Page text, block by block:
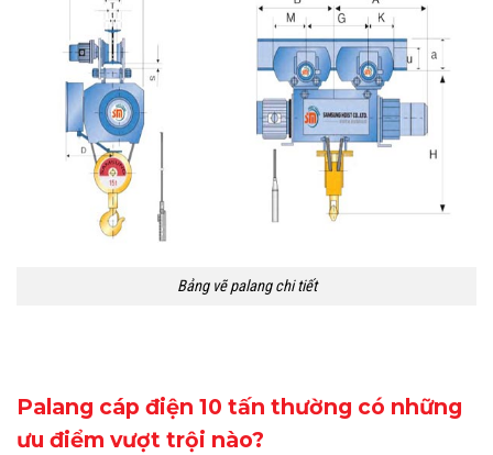
Bảng vẽ palang chi tiết
Palang cáp điện 10 tấn thường có những
ưu điểm vượt trội nào?